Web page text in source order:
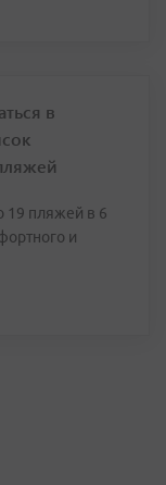
в
19 пляжей в 6
и